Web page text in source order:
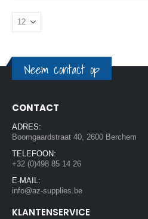
Neem contact op
CONTACT
ADRES:
Boomgaardstraat 40, 2600 Berchem
TELEFOON:
+32 (0)498 85 14 26
E-MAIL:
info@az-supplies.be
KLANTENSERVICE